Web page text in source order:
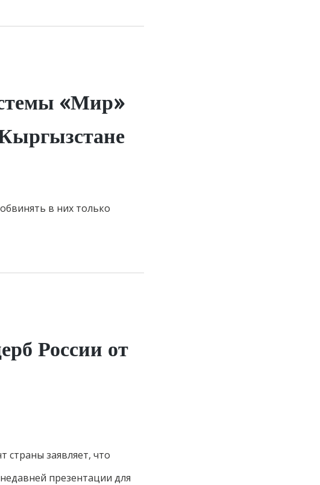
«Мир»
в них только
России от
страны заявляет, что
презентации для